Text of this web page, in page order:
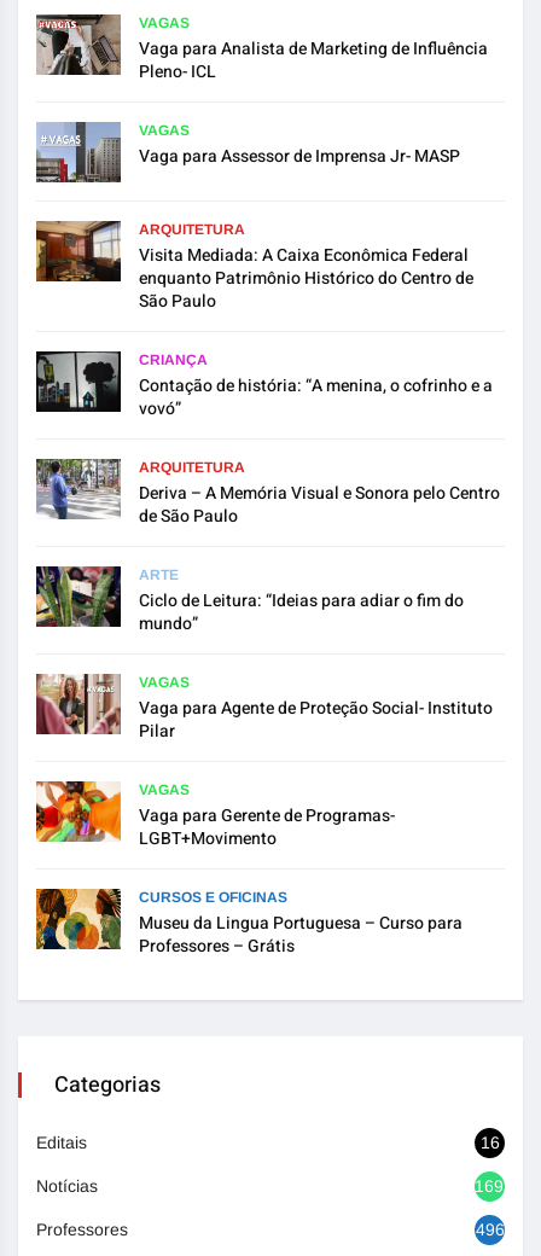
VAGAS
Vaga para Analista de Marketing de Influência
Pleno- ICL
VAGAS
Vaga para Assessor de Imprensa Jr- MASP
ARQUITETURA
Visita Mediada: A Caixa Econômica Federal
enquanto Patrimônio Histórico do Centro de
São Paulo
CRIANÇA
Contação de história: “A menina, o cofrinho e a
vovó”
ARQUITETURA
Deriva – A Memória Visual e Sonora pelo Centro
de São Paulo
ARTE
Ciclo de Leitura: “Ideias para adiar o fim do
mundo”
VAGAS
Vaga para Agente de Proteção Social- Instituto
Pilar
VAGAS
Vaga para Gerente de Programas-
LGBT+Movimento
CURSOS E OFICINAS
Museu da Lingua Portuguesa – Curso para
Professores – Grátis
Categorias
Editais 16
Notícias 1692
Professores 496